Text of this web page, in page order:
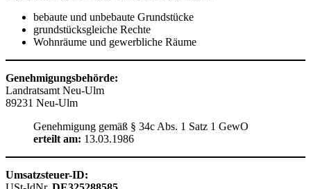
bebaute und unbebaute Grundstücke
grundstücksgleiche Rechte
Wohnräume und gewerbliche Räume
Genehmigungsbehörde:
Landratsamt Neu-Ulm
89231 Neu-Ulm
Genehmigung gemäß § 34c Abs. 1 Satz 1 GewO
erteilt am: 13.03.1986
Umsatzsteuer-ID: